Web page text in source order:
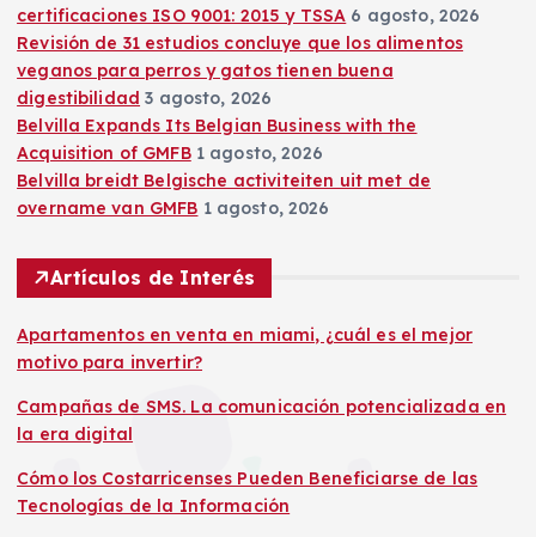
certificaciones ISO 9001: 2015 y TSSA 6 agosto, 2026
Revisión de 31 estudios concluye que los alimentos
veganos para perros y gatos tienen buena
digestibilidad 3 agosto, 2026
Belvilla Expands Its Belgian Business with the
Acquisition of GMFB 1 agosto, 2026
Belvilla breidt Belgische activiteiten uit met de
overname van GMFB 1 agosto, 2026
Artículos de Interés
Apartamentos en venta en miami, ¿cuál es el mejor
motivo para invertir?
Campañas de SMS. La comunicación potencializada en
la era digital
Cómo los Costarricenses Pueden Beneficiarse de las
Tecnologías de la Información